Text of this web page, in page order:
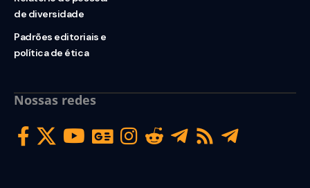
de diversidade
Padrões editoriais e
política de ética
Nossas redes